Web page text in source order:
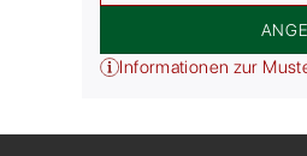
Informationen zur